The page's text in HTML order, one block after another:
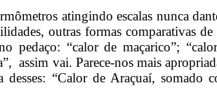
atingindo escalas nunca
outras formas comparativas
pedaço: “calor de maçarico”;
assim vai. Parece-nos mais
desses: “Calor de Araçuaí,